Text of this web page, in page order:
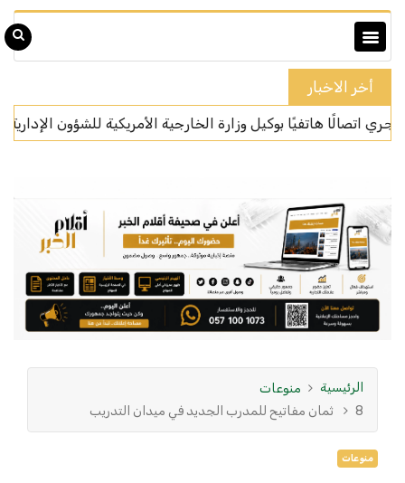
أخر الاخبار
هاتفيًا بوكيل وزارة الخارجية الأمريكية للشؤون الإدارية
الرئيسية
منوعات
8 ثمان مفاتيح للمدرب الجديد في ميدان التدريب
منوعات